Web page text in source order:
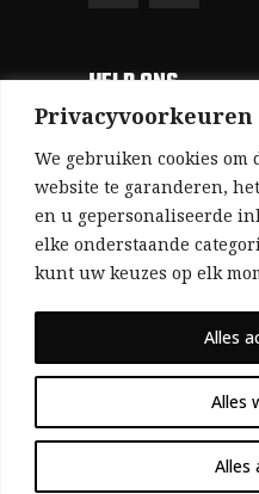
Privacyvoorkeuren
We gebruiken cookies om
website te garanderen,
en u gepersonaliseerde
elke onderstaande
kunt uw keuzes op elk
Alles
Alles
Alles
HELP ONS
Aangezien we
(zonder subsidies,
advertenties en
voor de publicatie
afhankelijk van de
Bij voorbaat dank